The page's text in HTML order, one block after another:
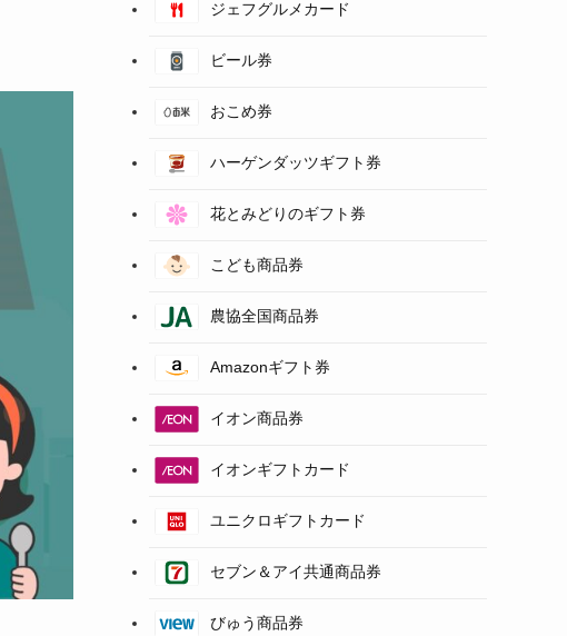
ジェフグルメカード
ビール券
おこめ券
ハーゲンダッツギフト券
花とみどりのギフト券
こども商品券
農協全国商品券
Amazonギフト券
イオン商品券
イオンギフトカード
ユニクロギフトカード
セブン＆アイ共通商品券
びゅう商品券